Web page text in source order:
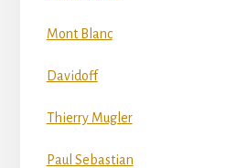
Mont Blanc
Davidoff
Thierry Mugler
Paul Sebastian